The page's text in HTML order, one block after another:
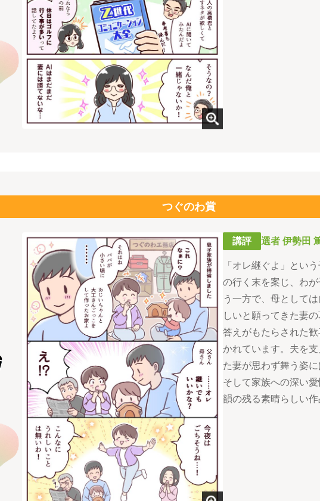
つぐのわ賞
講評 選者 伊勢田
「オレ継ぐよ」とい
の行く末を案じ、わ
う一方で、母として
しいと願ってきた妻
答えがもたらされた
かれています。夫を
た妻が思わず舞う姿に
そして家族への深い
韻の残る素晴らしい作